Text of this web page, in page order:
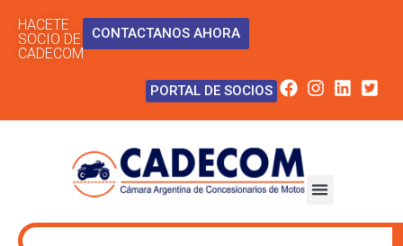
HACETE
SOCIO DE
CADECOM
CONTACTANOS AHORA
PORTAL DE SOCIOS